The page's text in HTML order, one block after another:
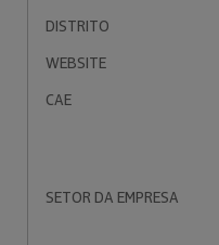
DISTRITO
WEBSITE
CAE
SETOR DA EMPRESA